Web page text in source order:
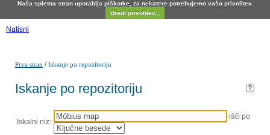
Naša spletna stran uporablja piškotke, za nekatere potrebujemo vašo privolitev.
Uredi privolitev...
Natisni
Prva stran /Iskanje po repozitoriju
Iskanje po repozitoriju
Iskalni niz:
išči po